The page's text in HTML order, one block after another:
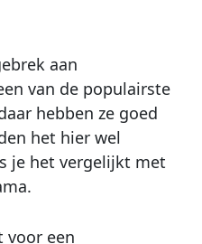
aan
van de populairste
hebben ze goed
het hier wel
je het vergelijkt met
voor een